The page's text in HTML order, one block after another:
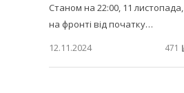
Станом на 22:00, 11 листопада,
на фронті від початку…
12.11.2024
471